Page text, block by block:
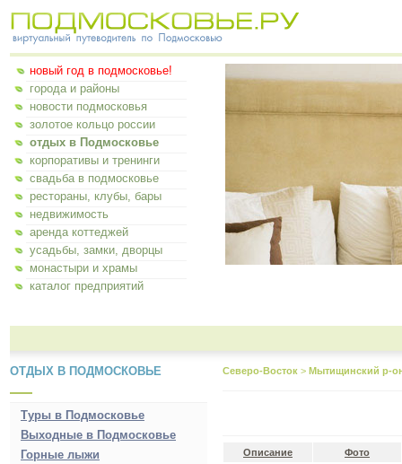
новый год в подмосковье!
города и районы
новости подмосковья
золотое кольцо россии
отдых в Подмосковье
корпоративы и тренинги
свадьба в подмосковье
рестораны, клубы, бары
недвижимость
аренда коттеджей
усадьбы, замки, дворцы
монастыри и храмы
каталог предприятий
ОТДЫХ В ПОДМОСКОВЬЕ
Туры в Подмосковье
Выходные в Подмосковье
Горные лыжи
Северо-Восток > Мытищинский р-
Описание Фото